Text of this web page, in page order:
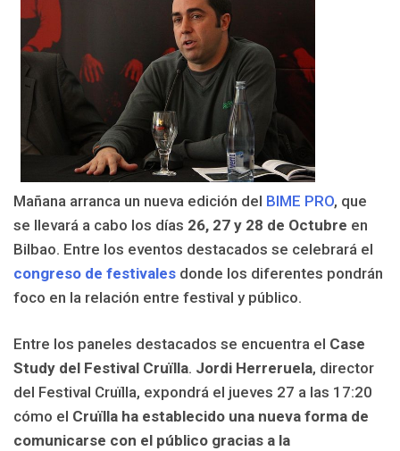
Mañana arranca un nueva edición del BIME PRO, que
se llevará a cabo los días 26, 27 y 28 de Octubre en
Bilbao. Entre los eventos destacados se celebrará el
congreso de festivales donde los diferentes pondrán
foco en la relación entre festival y público.
Entre los paneles destacados se encuentra el Case
Study del Festival Cruïlla. Jordi Herreruela, director
del Festival Cruïlla, expondrá el jueves 27 a las 17:20
cómo el Cruïlla ha establecido una nueva forma de
comunicarse con el público gracias a la